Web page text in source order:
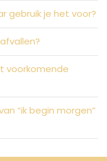
gebruik je het voor?
voorkomende
“ik begin morgen”